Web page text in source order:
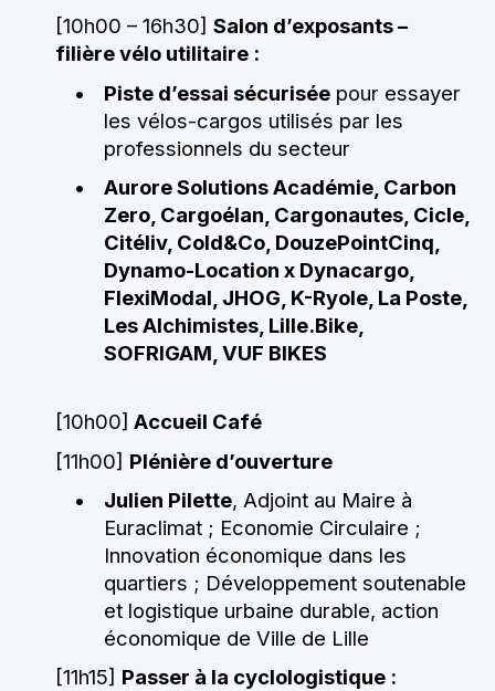
[10h00 – 16h30] Salon d’exposants –
filière vélo utilitaire :
Piste d’essai sécuriséepour essayer
les vélos-cargos utilisés par les
professionnels du secteur
Aurore Solutions Académie, Carbon
Zero, Cargoélan, Cargonautes, Cicle,
Citéliv, Cold&Co, DouzePointCinq,
Dynamo-Location x Dynacargo,
FlexiModal, JHOG, K-Ryole, La Poste,
Les Alchimistes, Lille.Bike,
SOFRIGAM, VUF BIKES
[10h00] Accueil Café
[11h00] Plénière d’ouverture
Julien Pilette, Adjoint au Maire à
Euraclimat ; Economie Circulaire ;
Innovation économique dans les
quartiers ; Développement soutenable
et logistique urbaine durable, action
économique de Ville de Lille
[11h15] Passer à la cyclologistique :